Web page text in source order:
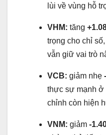
lùi về vùng hỗ
VHM: tăng
trọng cho chỉ
vẫn giữ vai trò
VCB: giảm nhẹ
thực sự mạnh ở
chỉnh còn hiện
VNM: giảm -